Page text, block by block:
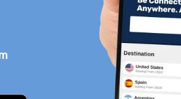
Zamknij wyskakujące okno